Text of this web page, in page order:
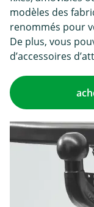
modèles des
renommés pour
De plus, vous
d’accessoires